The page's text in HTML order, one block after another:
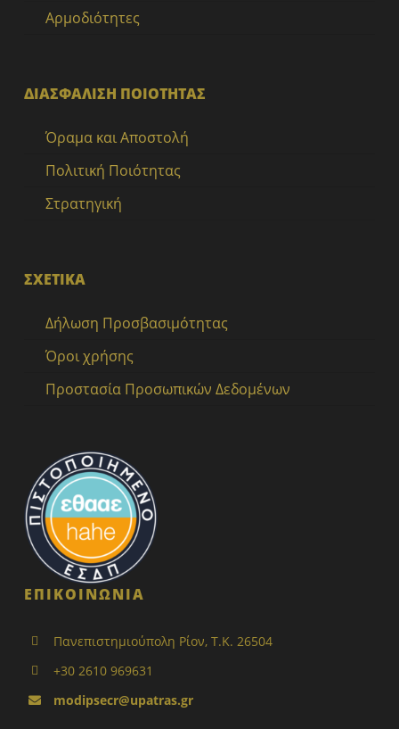
Αρμοδιότητες
ΔΙΑΣΦΑΛΙΣΗ ΠΟΙΟΤΗΤΑΣ
Όραμα και Αποστολή
Πολιτική Ποιότητας
Στρατηγική
ΣΧΕΤΙΚΑ
Δήλωση Προσβασιμότητας
Όροι χρήσης
Προστασία Προσωπικών Δεδομένων
ΕΠΙΚΟΙΝΩΝΙΑ
Πανεπιστημιούπολη Ρίον, Τ.Κ. 26504
+30 2610 969631
modipsecr@upatras.gr